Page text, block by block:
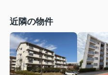
近隣の物件